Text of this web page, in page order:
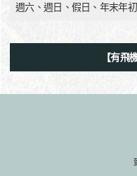
週六、週日、假日、年末年
【有飛